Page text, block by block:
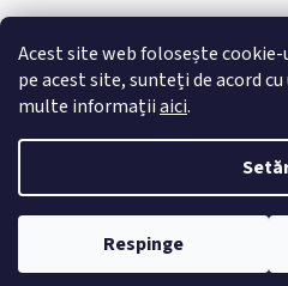
Acest site web folosește
pe acest site, sunteți de acord
multe informațiiaici.
Respinge
HeavenShop.sk
Drepturi de autor 2026